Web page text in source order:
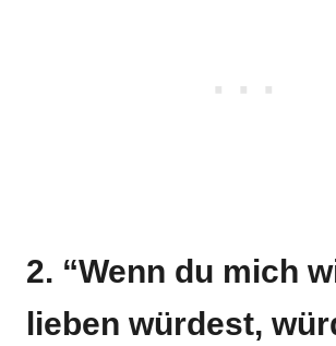
2. “Wenn du mich
lieben würdest,